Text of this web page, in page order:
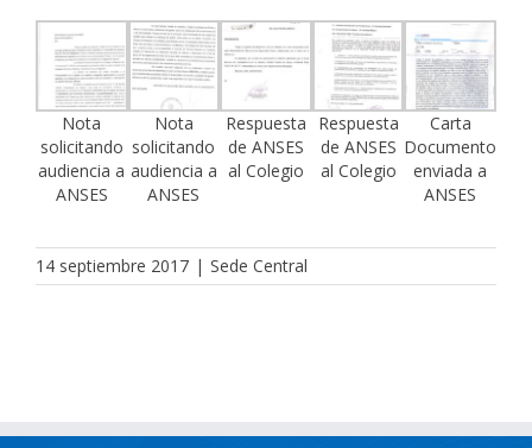
Nota
solicitando
audiencia a
ANSES
Nota
solicitando
audiencia a
ANSES
Respuesta
de ANSES
al Colegio
Respuesta
de ANSES
al Colegio
Carta
Documento
enviada a
ANSES
14 septiembre 2017 | Sede Central